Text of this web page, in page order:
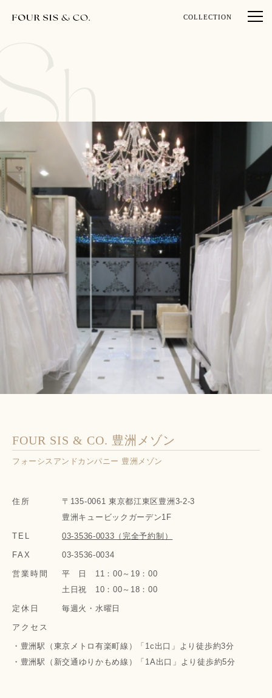
COLLECTION
FOUR SIS & CO. 豊洲メゾン
フォーシスアンドカンパニー 豊洲メゾン
住所
〒135-0061 東京都江東区豊洲3-2-3
豊洲キュービックガーデン1F
TEL 03-3536-0033（完全予約制）
FAX 03-3536-0034
営業時間
平 日 11：00～19：00
土日祝 10：00～18：00
定休日 毎週火・水曜日
アクセス
・豊洲駅（東京メトロ有楽町線）「1c出口」より徒歩約3分
・豊洲駅（新交通ゆりかもめ線）「1A出口」より徒歩約5分